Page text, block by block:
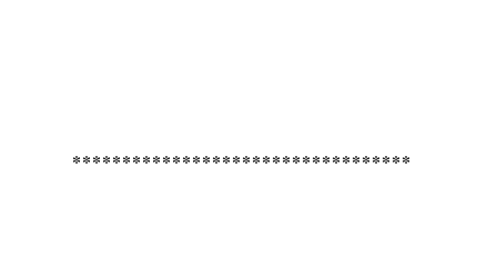
**********************************